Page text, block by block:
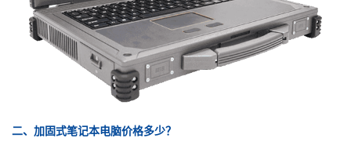
二、加固式笔记本电脑价格多少？